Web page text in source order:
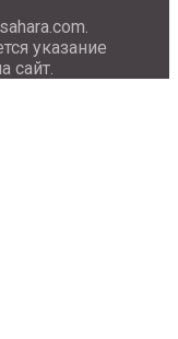
указание
сайт.